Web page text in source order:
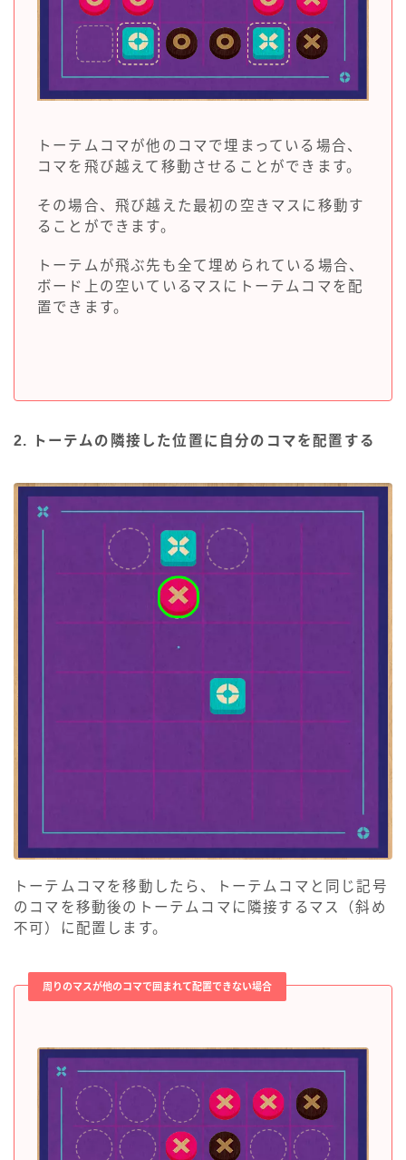
トーテムコマが他のコマで埋まっている場合、
コマを飛び越えて移動させることができます。
その場合、飛び越えた最初の空きマスに移動す
ることができます。
トーテムが飛ぶ先も全て埋められている場合、
ボード上の空いているマスにトーテムコマを配
置できます。
2. トーテムの隣接した位置に自分のコマを配置する
トーテムコマを移動したら、トーテムコマと同じ記号
のコマを移動後のトーテムコマに隣接するマス（斜め
不可）に配置します。
周りのマスが他のコマで囲まれて配置できない場合